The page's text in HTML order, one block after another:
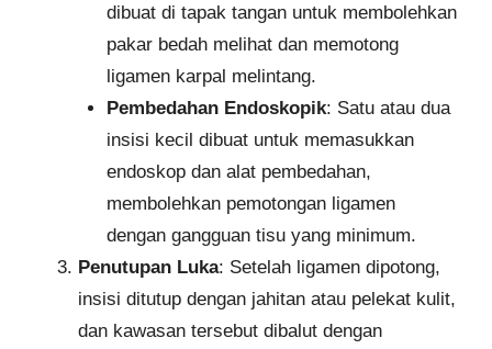
dibuat di tapak tangan untuk membolehkan
pakar bedah melihat dan memotong
ligamen karpal melintang.
Pembedahan Endoskopik: Satu atau dua
insisi kecil dibuat untuk memasukkan
endoskop dan alat pembedahan,
membolehkan pemotongan ligamen
dengan gangguan tisu yang minimum.
Penutupan Luka: Setelah ligamen dipotong,
insisi ditutup dengan jahitan atau pelekat kulit,
dan kawasan tersebut dibalut dengan